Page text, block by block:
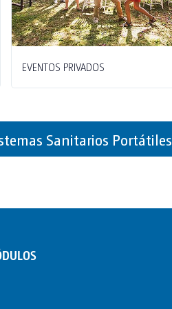
EVENTOS PRIVADOS
Sanitarios Portátiles.